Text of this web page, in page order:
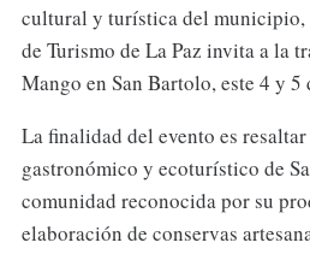
cultural y turística del
de Turismo de La Paz invita a la
Mango en San Bartolo, este 4 y
La finalidad del evento es
gastronómico y ecoturístico de
comunidad reconocida por su
elaboración de conservas